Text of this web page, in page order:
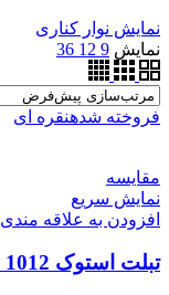
نمایش نوار کناری
نمایش 9
12
36
فروخته شدهنقره ای
مقايسه
نمایش سریع
افزودن به علاقه مندی
تبلت استوک HP Elite X2 1012 به همراه قلم اورجینال